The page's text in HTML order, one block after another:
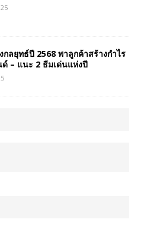
ลยุทธ์ปี 2568 พาลูกค้าสร้างกำไร
ด์ – แนะ 2 ธีมเด่นแห่งปี